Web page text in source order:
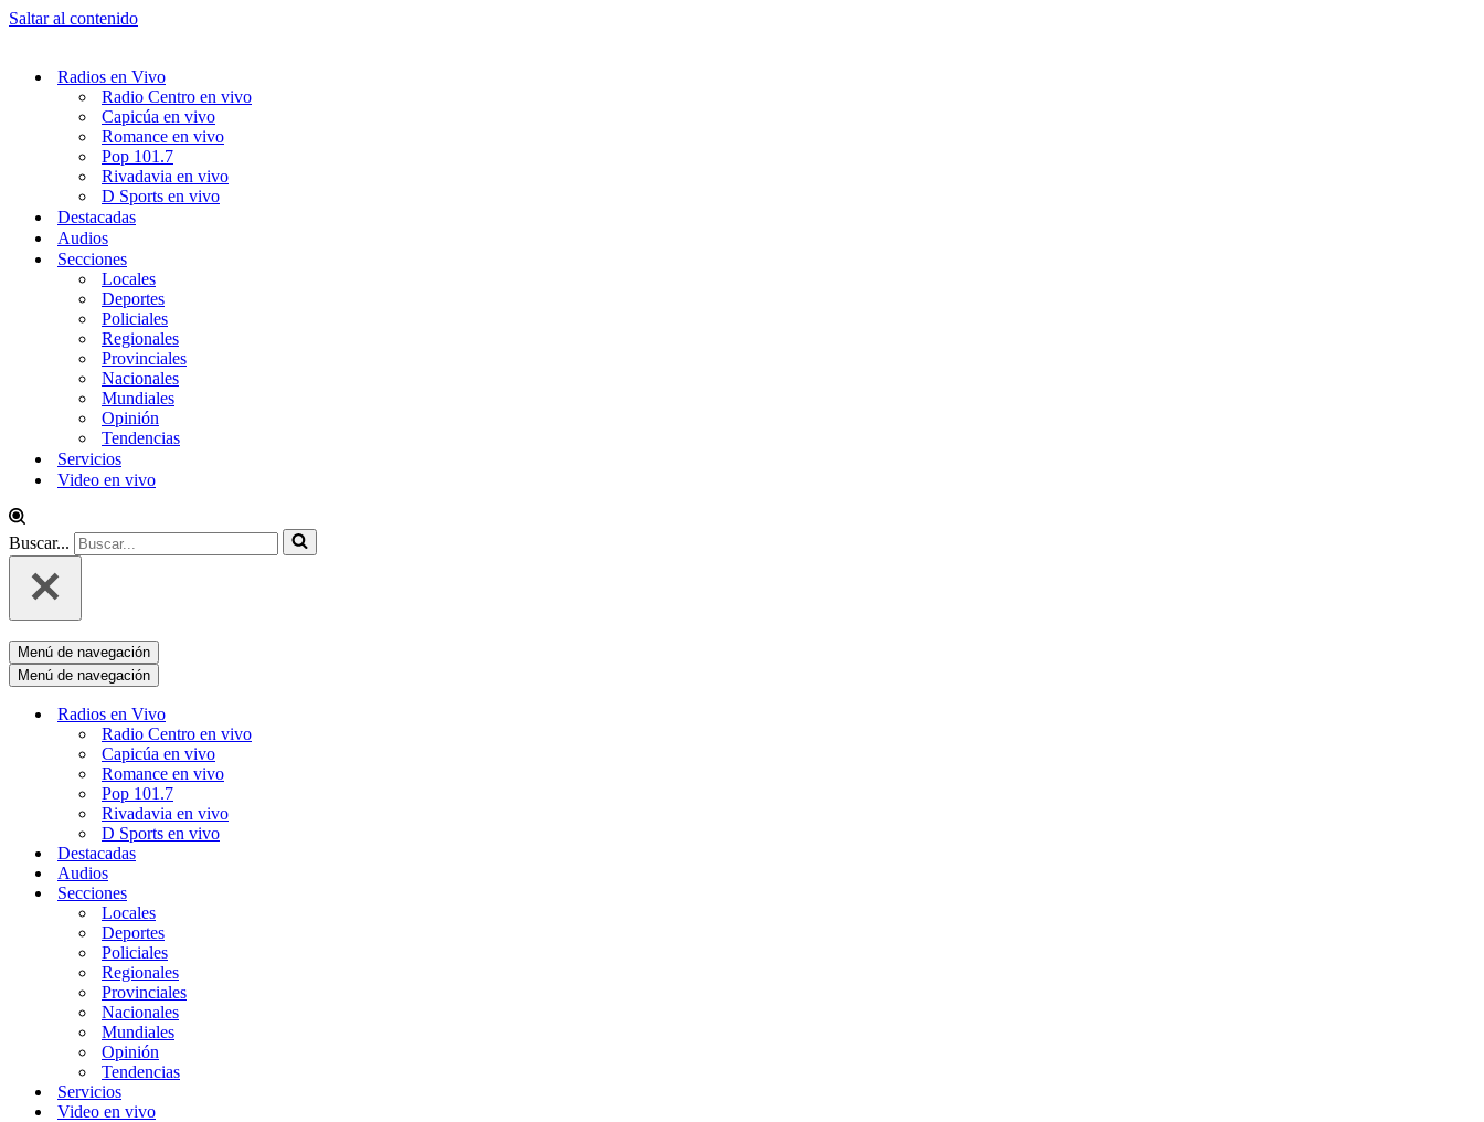
Saltar al contenido
Radios en Vivo
Radio Centro en vivo
Capicúa en vivo
Romance en vivo
Pop 101.7
Rivadavia en vivo
D Sports en vivo
Destacadas
Audios
Secciones
Locales
Deportes
Policiales
Regionales
Provinciales
Nacionales
Mundiales
Opinión
Tendencias
Servicios
Video en vivo
Buscar...
Menú de navegación
Menú de navegación
Radios en Vivo
Radio Centro en vivo
Capicúa en vivo
Romance en vivo
Pop 101.7
Rivadavia en vivo
D Sports en vivo
Destacadas
Audios
Secciones
Locales
Deportes
Policiales
Regionales
Provinciales
Nacionales
Mundiales
Opinión
Tendencias
Servicios
Video en vivo